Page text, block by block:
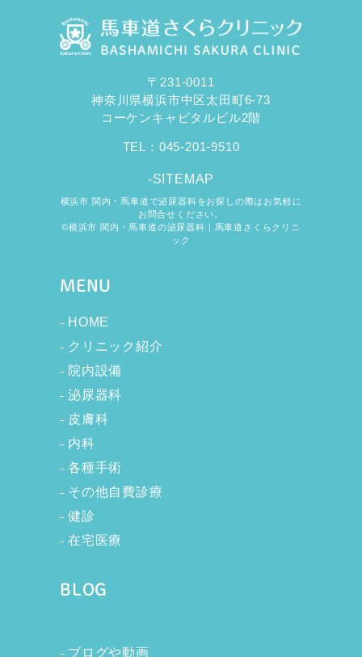
〒231-0011
神奈川県横浜市中区太田町6-73
コーケンキャピタルビル2階
TEL： 045-201-9510
-SITEMAP
横浜市 関内・馬車道で泌尿器科をお探しの際はお気軽に
お問合せください。
©横浜市 関内・馬車道の泌尿器科｜馬車道さくらクリニ
ック
MENU
HOME
クリニック紹介
院内設備
泌尿器科
皮膚科
内科
各種手術
その他自費診療
健診
在宅医療
BLOG
ブログや動画